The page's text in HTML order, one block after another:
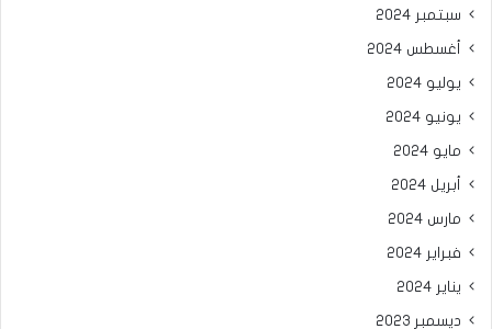
سبتمبر 2024
أغسطس 2024
يوليو 2024
يونيو 2024
مايو 2024
أبريل 2024
مارس 2024
فبراير 2024
يناير 2024
ديسمبر 2023